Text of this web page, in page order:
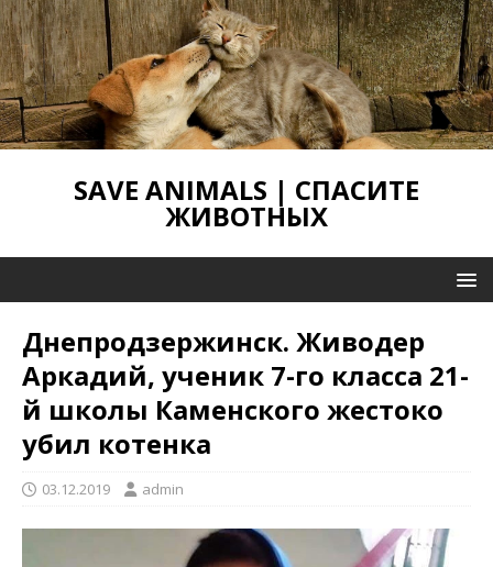
SAVE ANIMALS | СПАСИТЕ
ЖИВОТНЫХ
Днепродзержинск. Живодер
Аркадий, ученик 7-го класса 21-
й школы Каменского жестоко
убил котенка
03.12.2019 admin